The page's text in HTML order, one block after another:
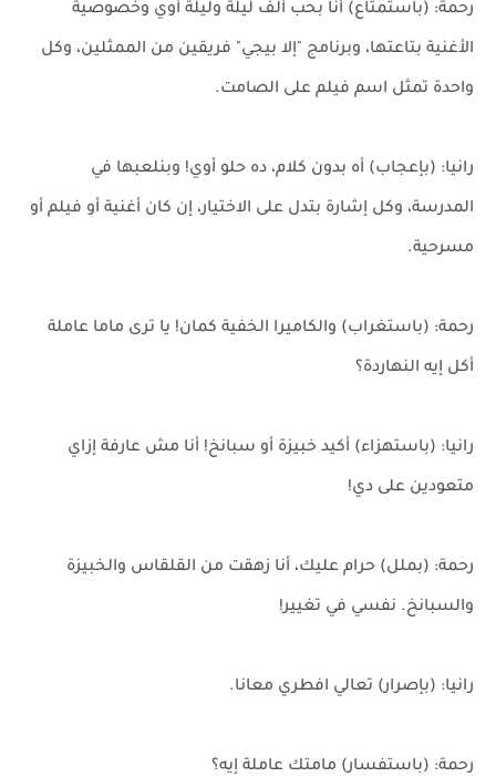
رحمة: (باستمتاع) أنا بحب ألف ليلة وليلة أوي وخصوصية
الأغنية بتاعتها، وبرنامج "إلا بيجي" فريقين من الممثلين، وكل
واحدة تمثل اسم فيلم على الصامت.
رانيا: (بإعجاب) أه بدون كلام، ده حلو أوي! وبنلعبها في
المدرسة، وكل إشارة بتدل على الاختيار، إن كان أغنية أو فيلم أو
مسرحية.
رحمة: (باستغراب) والكاميرا الخفية كمان! يا ترى ماما عاملة
أكل إيه النهاردة؟
رانيا: (باستهزاء) أكيد خبيزة أو سبانخ! أنا مش عارفة إزاي
متعودين على دي!
رحمة: (بملل) حرام عليك، أنا زهقت من القلقاس والخبيزة
والسبانخ. نفسي في تغيير!
رانيا: (بإصرار) تعالي افطري معانا.
رحمة: (باستفسار) مامتك عاملة إيه؟